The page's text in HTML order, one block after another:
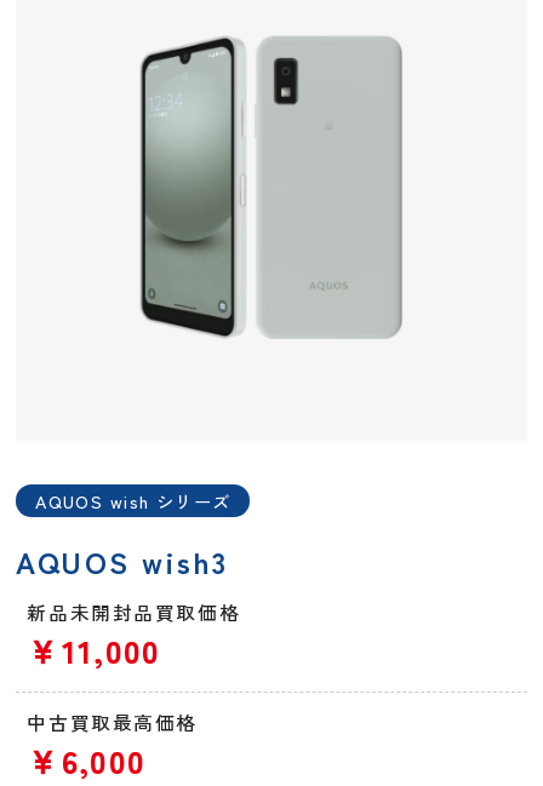
AQUOS wish シリーズ
AQUOS wish3
新品未開封品買取価格
￥11,000
中古買取最高価格
￥6,000